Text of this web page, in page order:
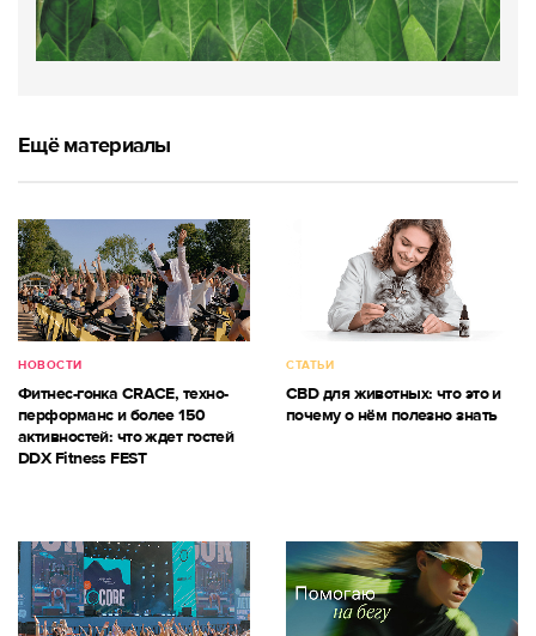
Ещё материалы
НОВОСТИ
Фитнес-гонка CRACE, техно-
перформанс и более 150
активностей: что ждет гостей
DDX Fitness FEST
СТАТЬИ
CBD для животных: что это и
почему о нём полезно знать